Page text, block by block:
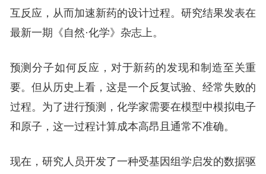
互反应，从而加速新药的设计过程。研究结果发表在
最新一期《自然·化学》杂志上。
预测分子如何反应，对于新药的发现和制造至关重
要。但从历史上看，这是一个反复试验、经常失败的
过程。为了进行预测，化学家需要在模型中模拟电子
和原子，这一过程计算成本高昂且通常不准确。
现在，研究人员开发了一种受基因组学启发的数据驱